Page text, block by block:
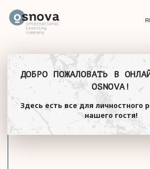
ДОБРО ПОЖАЛОВАТЬ В
OSNOVA!
Здесь есть все для личностного
нашего гостя!